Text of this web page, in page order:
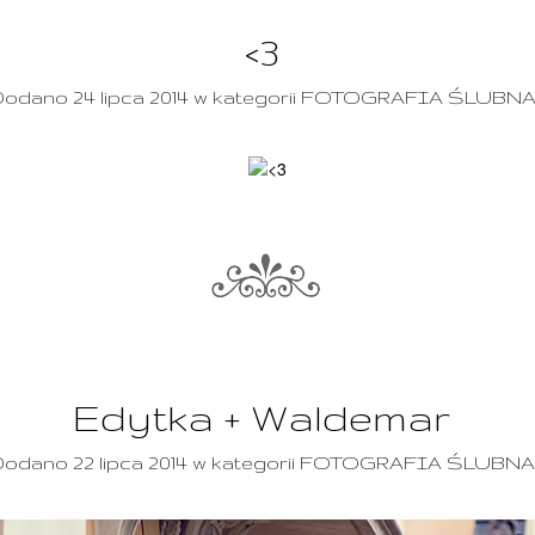
<3
24 lipca 2014 w kategorii FOTOGRAFIA ŚLUBNA
Edytka + Waldemar
22 lipca 2014 w kategorii FOTOGRAFIA ŚLUBNA